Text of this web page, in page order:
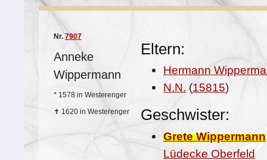
Nr. 7907
Anneke
Wippermann
* 1578 in Westerenger
✝ 1620 in Westerenger
Eltern:
Hermann
N.N. (15815)
Geschwister:
Grete Wippermann
Lüdecke Oberfeld